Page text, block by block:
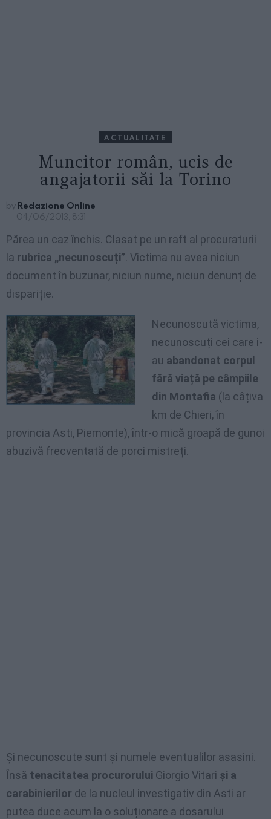
ACTUALITATE
Muncitor român, ucis de
angajatorii săi la Torino
by Redazione Online
04/06/2013, 8:31
Părea un caz închis. Clasat pe un raft al procuraturii
la rubrica „necunoscuți”. Victima nu avea niciun
document în buzunar, niciun nume, niciun denunț de
dispariție.
Necunoscută victima,
necunoscuți cei care i-
au abandonat corpul
fără viață pe câmpiile
din Montafia (la câțiva
km de Chieri, în
provincia Asti, Piemonte), într-o mică groapă de gunoi
abuzivă frecventată de porci mistreți.
Și necunoscute sunt și numele eventualilor asasini.
Însă tenacitatea procurorului Giorgio Vitari și a
carabinierilor de la nucleul investigativ din Asti ar
putea duce acum la o soluționare a dosarului